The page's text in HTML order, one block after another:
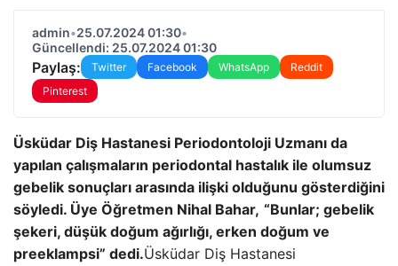
admin•25.07.2024 01:30•
Güncellendi: 25.07.2024 01:30
Paylaş: Twitter Facebook WhatsApp
Reddit
Pinterest
Üsküdar Diş Hastanesi Periodontoloji Uzmanı da
yapılan çalışmaların periodontal hastalık ile olumsuz
gebelik sonuçları arasında ilişki olduğunu gösterdiğini
söyledi. Üye Öğretmen Nihal Bahar, “Bunlar; gebelik
şekeri, düşük doğum ağırlığı, erken doğum ve
preeklampsi” dedi.Üsküdar Diş Hastanesi